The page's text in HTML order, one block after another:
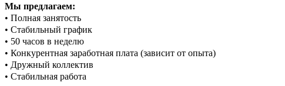
Мы предлагаем:
• Полная занятость
• Стабильный график
• 50 часов в неделю
• Конкурентная заработная плата (зависит от опыта)
• Дружный коллектив
• Стабильная работа